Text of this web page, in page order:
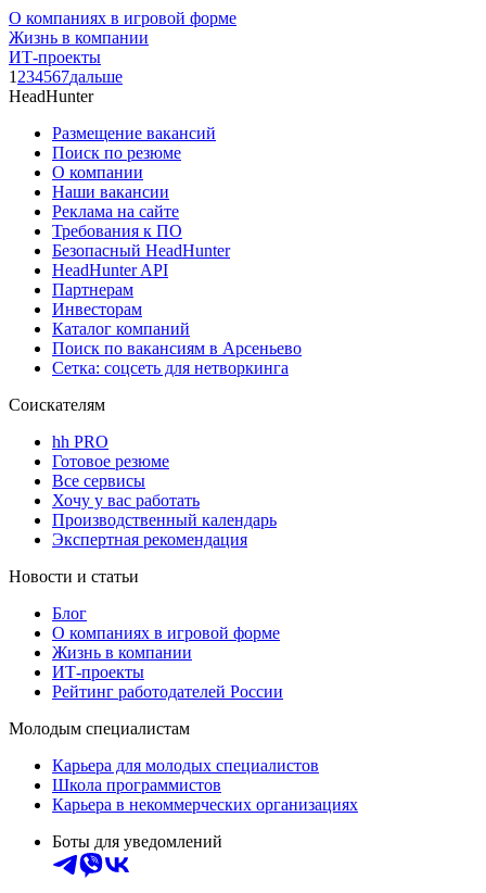
О компаниях в игровой форме
Жизнь в компании
ИТ-проекты
1 234567дальше
HeadHunter
Размещение вакансий
Поиск по резюме
О компании
Наши вакансии
Реклама на сайте
Требования к ПО
Безопасный HeadHunter
HeadHunter API
Партнерам
Инвесторам
Каталог компаний
Поиск по вакансиям в Арсеньево
Сетка: соцсеть для нетворкинга
Соискателям
hh PRO
Готовое резюме
Все сервисы
Хочу у вас работать
Производственный календарь
Экспертная рекомендация
Новости и статьи
Блог
О компаниях в игровой форме
Жизнь в компании
ИТ-проекты
Рейтинг работодателей России
Молодым специалистам
Карьера для молодых специалистов
Школа программистов
Карьера в некоммерческих организациях
Боты для уведомлений